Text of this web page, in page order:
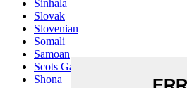
Sinhala
Slovak
Slovenian
Somali
Samoan
Scots Gaelic
Shona